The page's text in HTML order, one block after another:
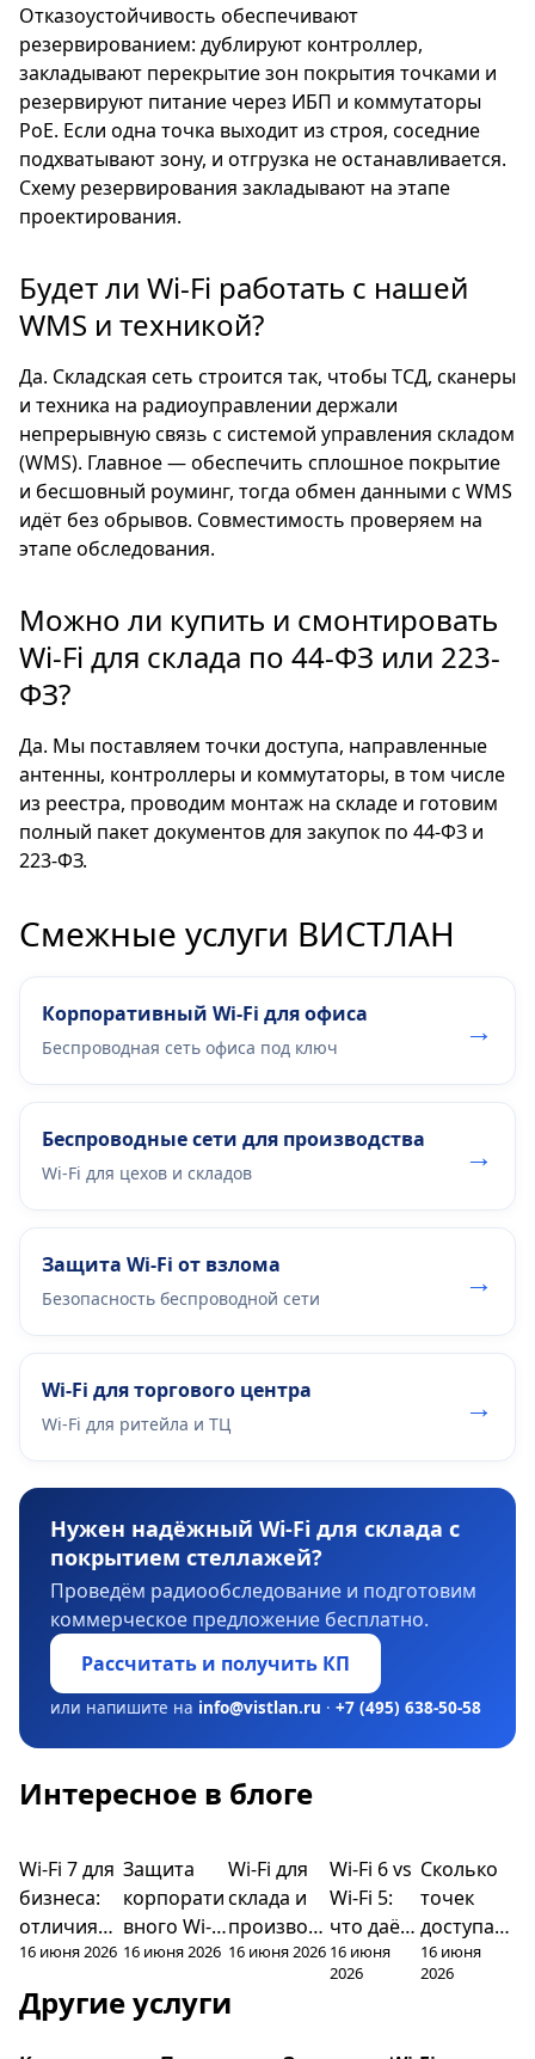
Отказоустойчивость обеспечивают
резервированием: дублируют контроллер,
закладывают перекрытие зон покрытия точками и
резервируют питание через ИБП и коммутаторы
PoE. Если одна точка выходит из строя, соседние
подхватывают зону, и отгрузка не останавливается.
Схему резервирования закладывают на этапе
проектирования.
Будет ли Wi-Fi работать с нашей
WMS и техникой?
Да. Складская сеть строится так, чтобы ТСД, сканеры
и техника на радиоуправлении держали
непрерывную связь с системой управления складом
(WMS). Главное — обеспечить сплошное покрытие
и бесшовный роуминг, тогда обмен данными с WMS
идёт без обрывов. Совместимость проверяем на
этапе обследования.
Можно ли купить и смонтировать
Wi-Fi для склада по 44-ФЗ или 223-
ФЗ?
Да. Мы поставляем точки доступа, направленные
антенны, контроллеры и коммутаторы, в том числе
из реестра, проводим монтаж на складе и готовим
полный пакет документов для закупок по 44-ФЗ и
223-ФЗ.
Смежные услуги ВИСТЛАН
Корпоративный Wi-Fi для офиса
Беспроводная сеть офиса под ключ →
Беспроводные сети для производства
Wi-Fi для цехов и складов →
Защита Wi-Fi от взлома
Безопасность беспроводной сети →
Wi-Fi для торгового центра
Wi-Fi для ритейла и ТЦ →
Нужен надёжный Wi-Fi для склада с
покрытием стеллажей?
Проведём радиообследование и подготовим
коммерческое предложение бесплатно.
Рассчитать и получить КП
или напишите на info@vistlan.ru · +7 (495) 638-50-58
Интересное в блоге
Гайды
Wi-Fi 7 для
бизнеса:
отличия
от Wi-Fi 6 и
переходит
16 июня 2026
Гайды
Защита
корпорати
вного Wi-
Fi: WPA3,
сегментац
16 июня 2026
Гайды
Wi-Fi для
склада и
производс
тва: как
покрытия
16 июня 2026
Гайды
Wi-Fi 6 vs
Wi-Fi 5:
что даёт
новый
стандарт
16 июня
2026
Гайды
Сколько
точек
доступа
Wi-Fi
нужно:
16 июня
2026
Другие услуги